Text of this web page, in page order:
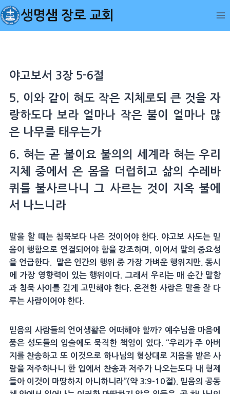
Skip
to
content
생명샘 장로 교회
야고보서 3장 5-6절
5. 이와 같이 혀도 작은 지체로되 큰 것을 자
랑하도다 보라 얼마나 작은 불이 얼마나 많
은 나무를 태우는가
6. 혀는 곧 불이요 불의의 세계라 혀는 우리
지체 중에서 온 몸을 더럽히고 삶의 수레바
퀴를 불사르나니 그 사르는 것이 지옥 불에
서 나느니라
말을 할 때는 침묵보다 나은 것이어야 한다. 야고보 사도는 믿
음이 행함으로 연결되어야 함을 강조하며, 이어서 말의 중요성
을 언급한다. 말은 인간의 행위 중 가장 가벼운 행위지만, 동시
에 가장 영향력이 있는 행위이다. 그래서 우리는 매 순간 말함
과 침묵 사이를 깊게 고민해야 한다. 온전한 사람은 말을 잘 다
루는 사람이어야 한다.
믿음의 사람들의 언어생활은 어떠해야 할까? 예수님을 마음에
품은 성도들의 입술에도 묵직한 책임이 있다. “우리가 주 아버
지를 찬송하고 또 이것으로 하나님의 형상대로 지음을 받은 사
람을 저주하나니 한 입에서 찬송과 저주가 나오는도다 내 형제
들아 이것이 마땅하지 아니하니라”(약 3:9-10절). 믿음의 공동